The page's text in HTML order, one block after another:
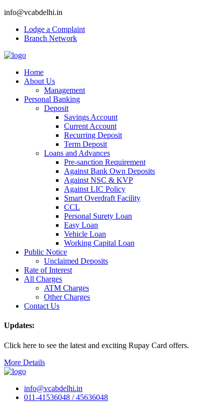
info@vcabdelhi.in
Lodge a Complaint
Branch Network
Home
About Us
Management
Personal Banking
Deposit
Savings Account
Current Account
Recurring Deposit
Term Deposit
Loans and Advances
Pre-sanction Requirement
Against Bank Own Deposits
Against NSC & KVP
Against LIC Policy
Smart Overdraft Facility
CCL
Personal Surety Loan
Easy Loan
Vehicle Loan
Working Capital Loan
Public Notice
Unclaimed Deposits
Rate of Interest
All Charges
ATM Charges
Other Charges
Contact Us
Updates:
Click here to see the latest and exciting Rupay Card offers.
More Details
info@vcabdelhi.in
011-41536048 / 45636048